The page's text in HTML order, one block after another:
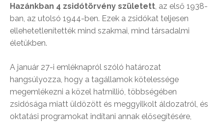
Hazánkban 4 zsidótörvény született, az első 1938-
ban, az utolsó 1944-ben. Ezek a zsidókat teljesen
ellehetetlenítették mind szakmai, mind társadalmi
életükben.
A január 27-i emléknapról szóló határozat
hangsúlyozza, hogy a tagállamok kötelessége
megemlékezni a közel hatmillió, többségében
zsidósága miatt üldözött és meggyilkolt áldozatról, és
oktatási programokat indítani annak elősegítésére,